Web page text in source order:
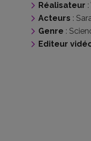
Réalisateur :
Acteurs :
Genre :
Editeur